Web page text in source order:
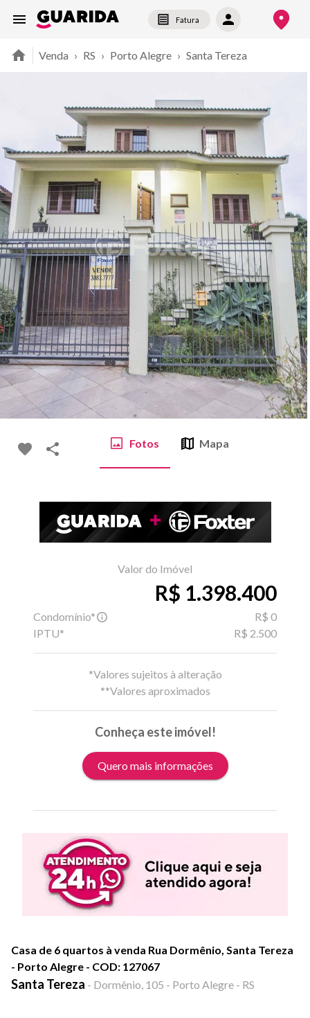
Fatura
Venda › RS › Porto Alegre › Santa Tereza
Fotos Mapa
Valor do Imóvel
R$ 1.398.400
Condomínio*
R$ 0
IPTU*
R$ 2.500
*Valores sujeitos à alteração
**Valores aproximados
Conheça este imóvel!
Quero mais informações
Casa de 6 quartos à venda Rua Dormênio, Santa Tereza
- Porto Alegre - COD: 127067
Santa Tereza - Dormênio, 105 - Porto Alegre - RS